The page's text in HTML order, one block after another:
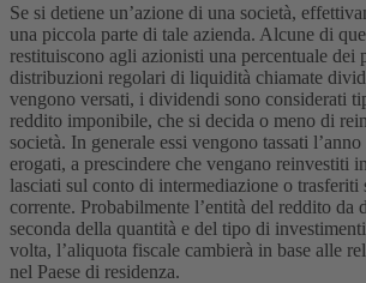
Se si detiene un’azione di una società,
una piccola parte di tale azienda. Alcune di
restituiscono agli azionisti una percentuale dei
distribuzioni regolari di liquidità chiamate
vengono versati, i dividendi sono considerati
reddito imponibile, che si decida o meno di
società. In generale essi vengono tassati
erogati, a prescindere che vengano reinvestiti
lasciati sul conto di intermediazione o trasferiti
corrente. Probabilmente l’entità del reddito da
seconda della quantità e del tipo di
volta, l’aliquota fiscale cambierà in base alle
nel Paese di residenza.